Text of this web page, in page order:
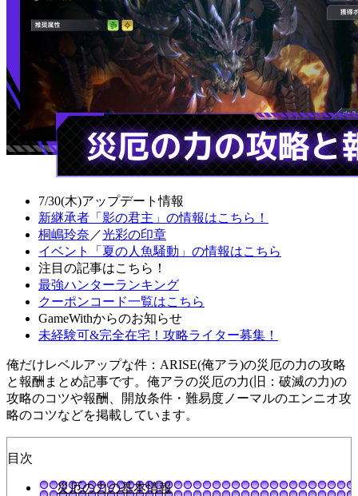
7/30(木)アップデート情報
新継承者「影の君主」の情報はこちら！
桐嶋玲奈 ／光彩の印章
イベント「夏の人魚騒動」の情報はこちら
注目の記事はこちら！
最強ハンターランキング
クーポンコード一覧はこちら
GameWithからのお知らせ
未経験可&完全在宅！攻略ライター募集！
俺だけレベルアップな件：ARISE(俺アラ)の災厄の力の攻略
と報酬まとめ記事です。俺アラの災厄の力(旧：破滅の力)の
攻略のコツや報酬、開放条件・難易度ノーマルのエンニオ攻
略のコツなどを掲載しています。
目次
災厄の力の基本情報